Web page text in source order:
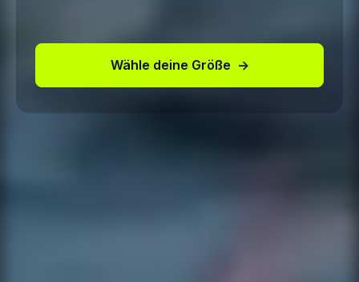
Wähle deine Größe →